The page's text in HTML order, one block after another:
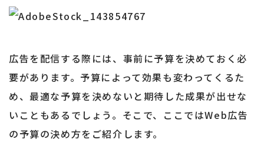
広告を配信する際には、事前に予算を決めておく必
要があります。予算によって効果も変わってくるた
め、最適な予算を決めないと期待した成果が出せな
いこともあるでしょう。そこで、ここではWeb広告
の予算の決め方をご紹介します。